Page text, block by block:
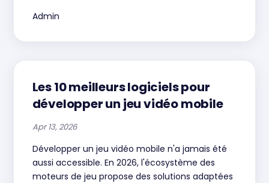
Admin
Les 10 meilleurs logiciels pour
développer un jeu vidéo mobile
Apr 13, 2026
Développer un jeu vidéo mobile n'a jamais été
aussi accessible. En 2026, l'écosystème des
moteurs de jeu propose des solutions adaptées